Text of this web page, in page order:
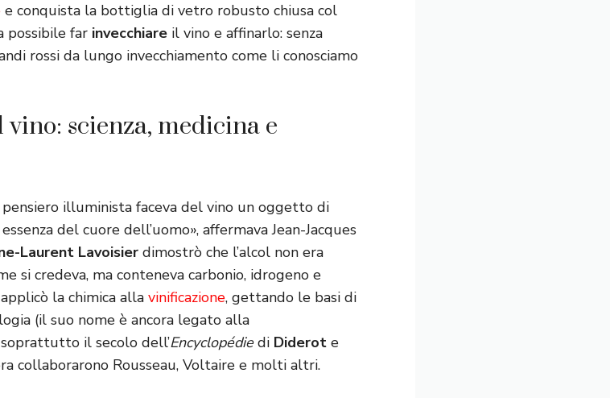
e conquista la bottiglia di vetro robusto chiusa col
possibile far invecchiare il vino e affinarlo: senza
rossi da lungo invecchiamento come li conosciamo
scienza, medicina e
illuminista faceva del vino un oggetto di
del cuore dell’uomo», affermava Jean-Jacques
Laurent Lavoisier dimostrò che l’alcol non era
si credeva, ma conteneva carbonio, idrogeno e
applicò la chimica alla vinificazione, gettando le basi di
(il suo nome è ancora legato alla
soprattutto il secolo dell’Encyclopédiedi Diderot e
collaborarono Rousseau, Voltaire e molti altri.